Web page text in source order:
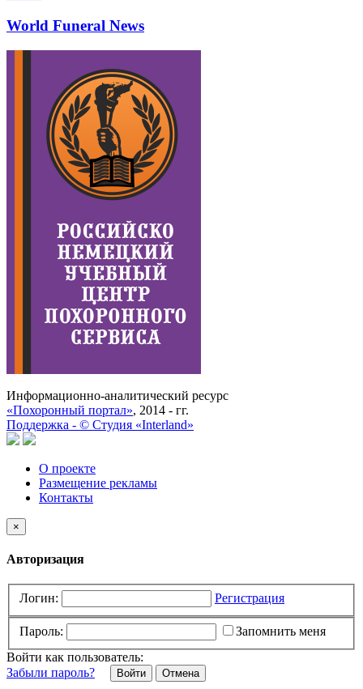
World Funeral News
Информационно-аналитический ресурс
«Похоронный портал», 2014 - гг.
Поддержка - © Cтудия «Interland»
О проекте
Размещение рекламы
Контакты
×
Авторизация
Логин: Регистрация
Пароль:
Запомнить меня
Войти как пользователь:
Забыли пароль?
Отмена